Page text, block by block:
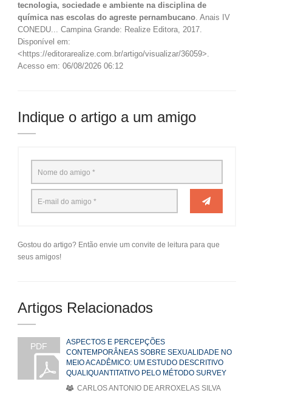
tecnologia, sociedade e ambiente na disciplina de
química nas escolas do agreste pernambucano. Anais IV
CONEDU... Campina Grande: Realize Editora, 2017.
Disponível em:
<https://editorarealize.com.br/artigo/visualizar/36059>.
Acesso em: 06/08/2026 06:12
Indique o artigo a um amigo
Gostou do artigo? Então envie um convite de leitura para que
seus amigos!
Artigos Relacionados
PDF
ASPECTOS E PERCEPÇÕES
CONTEMPORÂNEAS SOBRE SEXUALIDADE NO
MEIO ACADÊMICO: UM ESTUDO DESCRITIVO
QUALIQUANTITATIVO PELO MÉTODO SURVEY
CARLOS ANTONIO DE ARROXELAS SILVA